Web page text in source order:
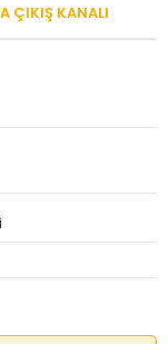
ÇIKIŞ KANALI